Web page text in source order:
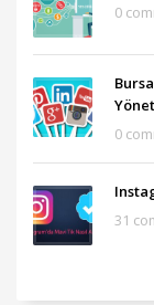
0
0
31